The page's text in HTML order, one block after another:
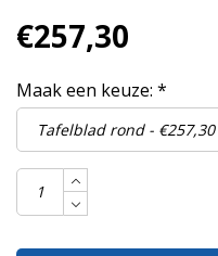
€257,30
Maak een keuze: *